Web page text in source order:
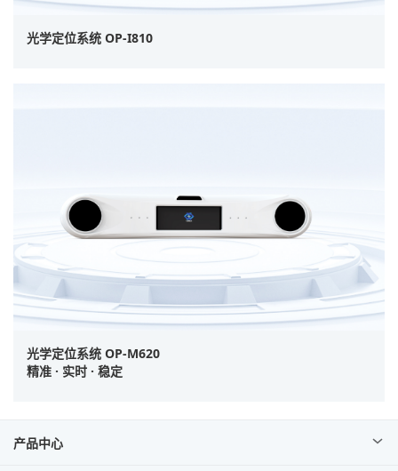
光学定位系统 OP-I810
光学定位系统 OP-M620
精准 · 实时 · 稳定
产品中心